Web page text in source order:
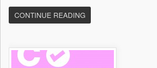
CONTINUE READING